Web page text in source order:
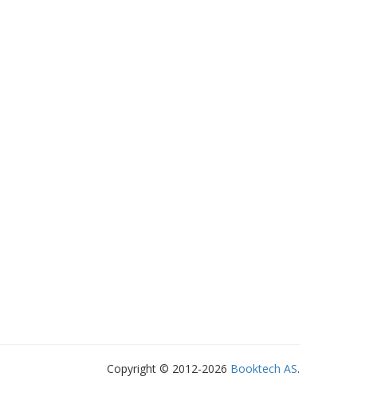
Copyright © 2012-2026 Booktech AS.